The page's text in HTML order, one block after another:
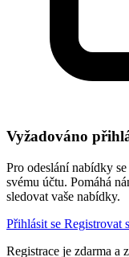
Vyžadováno
Pro odeslání nabídky
svému účtu. Pomáhá
sledovat vaše nabídky.
Přihlásit se Registrovat
Registrace je zdarma a